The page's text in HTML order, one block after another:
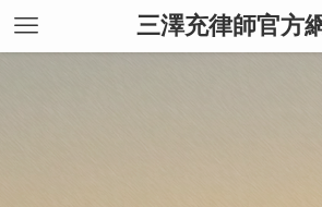
三澤充律師官方